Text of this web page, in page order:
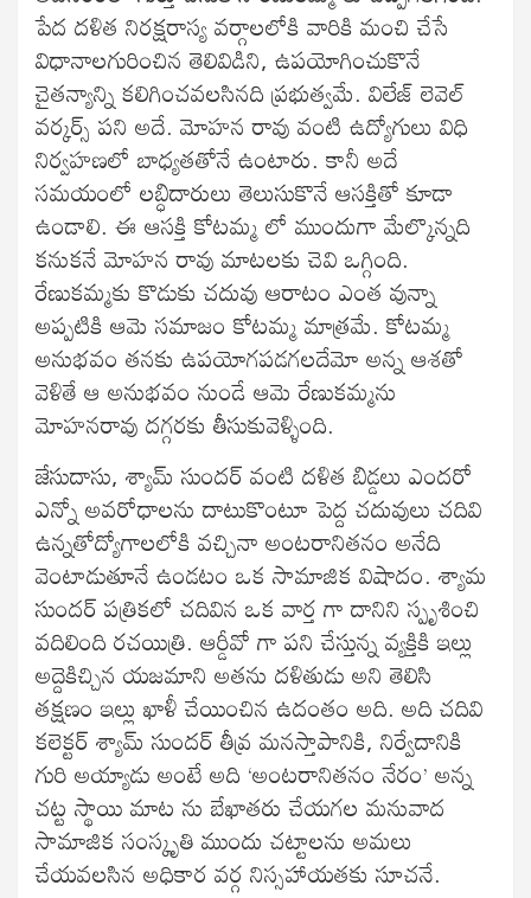
పేద దళిత నిరక్షరాస్య వర్గాలలోకి వారికి మంచి చేసే
విధానాలగురించిన తెలివిడిని, ఉపయోగించుకొనే
చైతన్యాన్ని కలిగించవలసినది ప్రభుత్వమే. విలేజ్ లెవెల్
వర్కర్స్ పని అదే. మోహన రావు వంటి ఉద్యోగులు విధి
నిర్వహణలో బాధ్యతతోనే ఉంటారు. కానీ అదే
సమయంలో లబ్ధిదారులు తెలుసుకొనే ఆసక్తితో కూడా
ఉండాలి. ఈ ఆసక్తి కోటమ్మ లో ముందుగా మేల్కొన్నది
కనుకనే మోహన రావు మాటలకు చెవి ఒగ్గింది.
రేణుకమ్మకు కొడుకు చదువు ఆరాటం ఎంత వున్నా
అప్పటికి ఆమె సమాజం కోటమ్మ మాత్రమే. కోటమ్మ
అనుభవం తనకు ఉపయోగపడగలదేమో అన్న ఆశతో
వెళితే ఆ అనుభవం నుండే ఆమె రేణుకమ్మను
మోహనరావు దగ్గరకు తీసుకువెళ్ళింది.
జేసుదాసు, శ్యామ్ సుందర్ వంటి దళిత బిడ్డలు ఎందరో
ఎన్నో అవరోధాలను దాటుకొంటూ పెద్ద చదువులు చదివి
ఉన్నతోద్యోగాలలోకి వచ్చినా అంటరానితనం అనేది
వెంటాడుతూనే ఉండటం ఒక సామాజిక విషాదం. శ్యామ
సుందర్ పత్రికలో చదివిన ఒక వార్త గా దానిని స్పృశించి
వదిలింది రచయిత్రి. ఆర్డీవో గా పని చేస్తున్న వ్యక్తికి ఇల్లు
అద్దెకిచ్చిన యజమాని అతను దళితుడు అని తెలిసి
తక్షణం ఇల్లు ఖాళీ చేయించిన ఉదంతం అది. అది చదివి
కలెక్టర్ శ్యామ్ సుందర్ తీవ్ర మనస్తాపానికి, నిర్వేదానికి
గురి అయ్యాడు అంటే అది ‘అంటరానితనం నేరం’ అన్న
చట్ట స్థాయి మాట ను బేఖాతరు చేయగల మనువాద
సామాజిక సంస్కృతి ముందు చట్టాలను అమలు
చేయవలసిన అధికార వర్గ నిస్సహాయతకు సూచనే.